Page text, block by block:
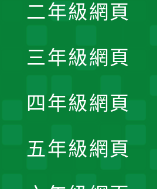
二年級網頁
三年級網頁
四年級網頁
五年級網頁